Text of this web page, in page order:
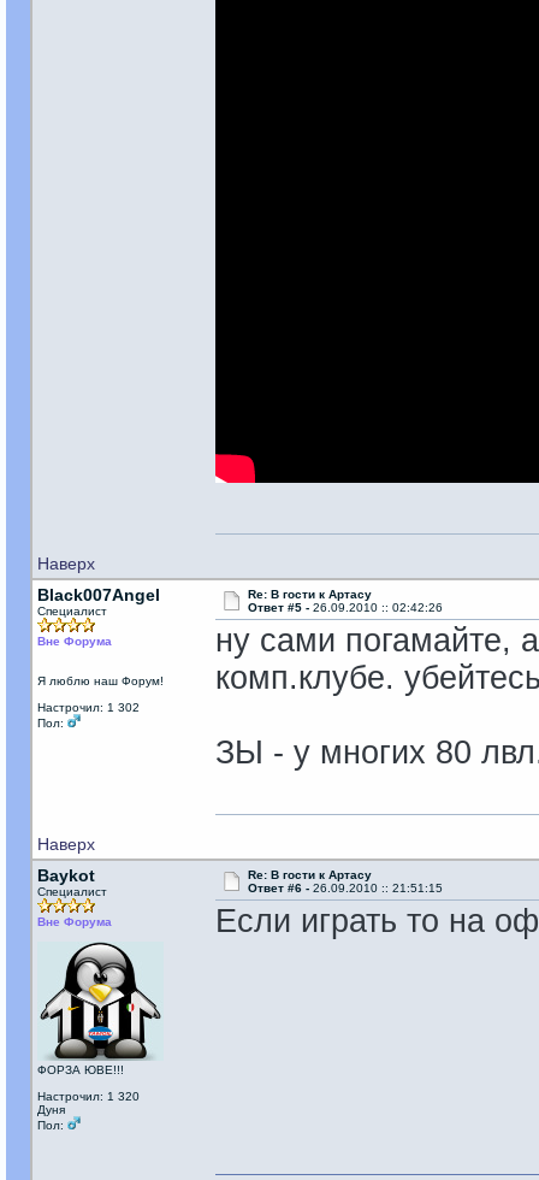
Наверх
Black007Angel
Специалист
Вне Форума
Я люблю наш Форум!
Настрочил: 1 302
Пол:
Re: В гости к Артасу
Ответ #5 - 26.09.2010 :: 02:42:26
ну сами погамайте,
комп.клубе.
ЗЫ - у многих 80
Наверх
Baykot
Специалист
Вне Форума
ФОРЗА ЮВЕ!!!
Настрочил: 1 320
Дуня
Пол:
Re: В гости к Артасу
Ответ #6 - 26.09.2010 :: 21:51:15
Если играть то на